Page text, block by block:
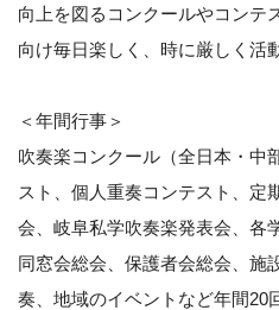
向上を図るコンクールやコンテ
向け毎日楽しく、時に厳しく活
＜年間行事＞
吹奏楽コンクール（全日本・中
スト、個人重奏コンテスト、定
会、岐阜私学吹奏楽発表会、各
同窓会総会、保護者会総会、施
奏、地域のイベントなど年間20